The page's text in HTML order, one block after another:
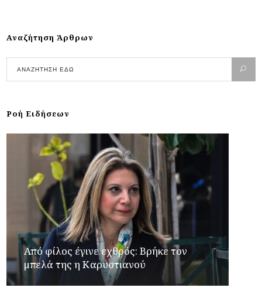
Αναζήτηση Άρθρων
Ροή Ειδήσεων
Από φίλος έγινε εχθρός: Βρήκε τον
μπελά της η Καρυστιανού